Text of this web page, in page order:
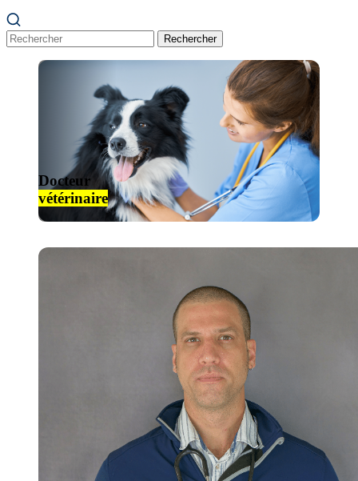
Rechercher
Docteur
vétérinaire